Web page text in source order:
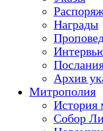
Награды
Архив
Митрополия
История
Собор